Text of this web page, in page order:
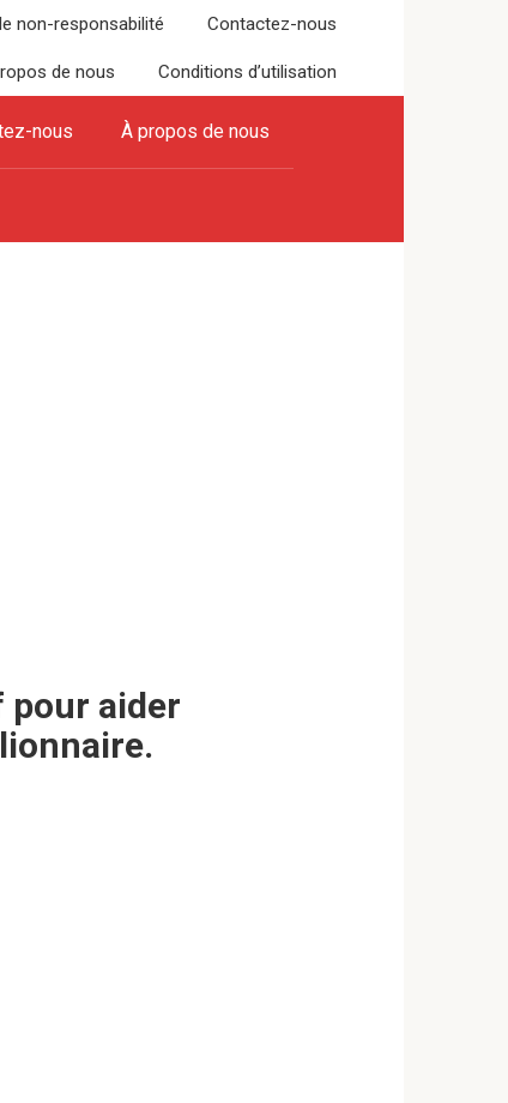
non-responsabilité Contactez-nous
de nous Conditions d’utilisation
nous À propos de nous
pour aider